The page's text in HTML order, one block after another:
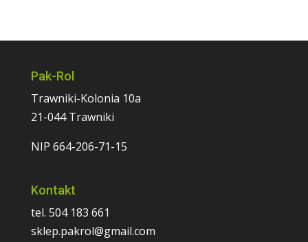
Pak-Rol
Trawniki-Kolonia 10a
21-044 Trawniki
NIP 664-206-71-15
Kontakt
tel. 504 183 661
sklep.pakrol@gmail.com